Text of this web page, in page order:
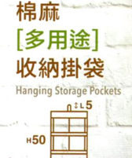
權轉讓予恩沛科技股份有限
２．關於個人資料處理事
https://aftee.tw/terms/
３．未成年的使用者請事
「AFTEE先享後付」，若
任。
４．使用「AFTEE先享後
時審查核予不同之上限額
請求用戶進行身份認證。
５．嚴禁一人註冊多個帳
恩沛科技股份有限公司將
每筆NT$80，滿
外島宅配
每筆NT$150，滿
貨到付款
每筆NT$150，滿